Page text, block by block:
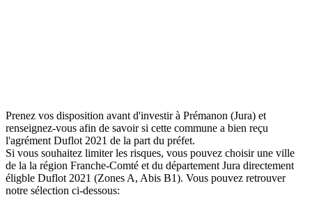
Prenez vos disposition avant d'investir à Prémanon (Jura) et
renseignez-vous afin de savoir si cette commune a bien reçu
l'agrément Duflot 2021 de la part du préfet.
Si vous souhaitez limiter les risques, vous pouvez choisir une ville
de la la région Franche-Comté et du département Jura directement
éligble Duflot 2021 (Zones A, Abis B1). Vous pouvez retrouver
notre sélection ci-dessous: